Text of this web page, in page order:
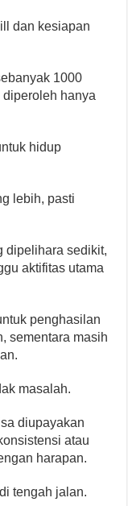
dan kesiapan
1000
hanya
hidup
lebih, pasti
dipelihara sedikit,
aktifitas utama
penghasilan
sementara masih
masalah.
diupayakan
atau
harapan.
tengah jalan.